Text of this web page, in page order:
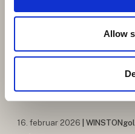
Allow
16. februar 2026 |